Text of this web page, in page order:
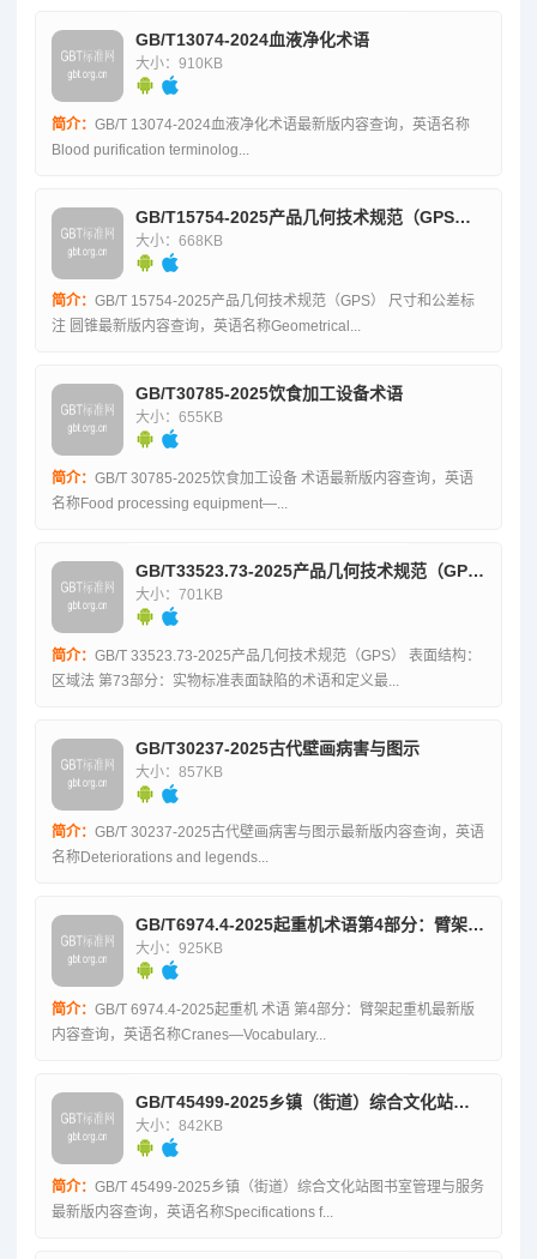
GB/T13074-2024血液净化术语
大小：910KB
简介： GB/T 13074-2024血液净化术语最新版内容查询，英语名称
Blood purification terminolog...
GB/T15754-2025产品几何技术规范（GPS）尺寸和公差标注圆锥
大小：668KB
简介： GB/T 15754-2025产品几何技术规范（GPS） 尺寸和公差标
注 圆锥最新版内容查询，英语名称Geometrical...
GB/T30785-2025饮食加工设备术语
大小：655KB
简介： GB/T 30785-2025饮食加工设备 术语最新版内容查询，英语
名称Food processing equipment—...
GB/T33523.73-2025产品几何技术规范（GPS）表面结构：区域法第73部分：实物标准表面缺陷的术语和定义
大小：701KB
简介： GB/T 33523.73-2025产品几何技术规范（GPS） 表面结构：
区域法 第73部分：实物标准表面缺陷的术语和定义最...
GB/T30237-2025古代壁画病害与图示
大小：857KB
简介： GB/T 30237-2025古代壁画病害与图示最新版内容查询，英语
名称Deteriorations and legends...
GB/T6974.4-2025起重机术语第4部分：臂架起重机
大小：925KB
简介： GB/T 6974.4-2025起重机 术语 第4部分：臂架起重机最新版
内容查询，英语名称Cranes—Vocabulary...
GB/T45499-2025乡镇（街道）综合文化站图书室管理与服务
大小：842KB
简介： GB/T 45499-2025乡镇（街道）综合文化站图书室管理与服务
最新版内容查询，英语名称Specifications f...